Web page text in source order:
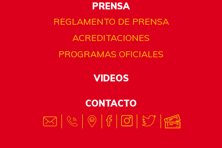
PRENSA
REGLAMENTO DE PRENSA
ACREDITACIONES
PROGRAMAS OFICIALES
VIDEOS
CONTACTO